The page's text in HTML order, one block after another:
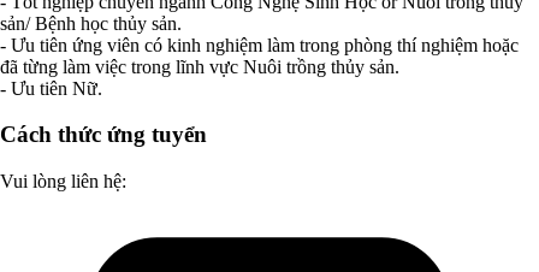
sản/ Bệnh học thủy sản.
- Ưu tiên ứng viên có kinh nghiệm làm trong phòng thí nghiệm hoặc
đã từng làm việc trong lĩnh vực Nuôi trồng thủy sản.
- Ưu tiên Nữ.
Cách thức ứng tuyển
Vui lòng liên hệ: